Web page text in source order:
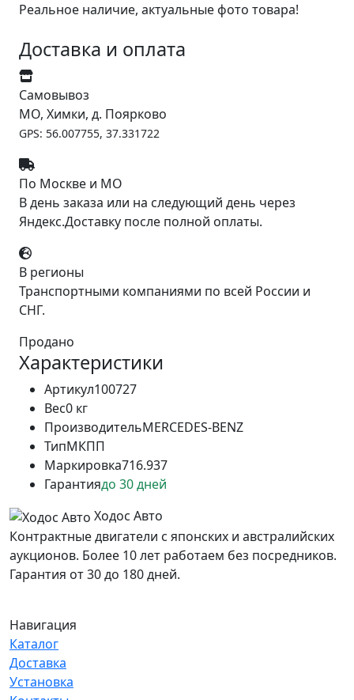
Реальное наличие, актуальные фото товара!
Доставка и оплата
Самовывоз
МО, Химки, д. Поярково
GPS: 56.007755, 37.331722
По Москве и МО
В день заказа или на следующий день через
Яндекс.Доставку после полной оплаты.
В регионы
Транспортными компаниями по всей России и
СНГ.
Продано
Характеристики
Артикул100727
Вес0 кг
ПроизводительMERCEDES-BENZ
ТипМКПП
Маркировка716.937
Гарантиядо 30 дней
Ходос Авто
Контрактные двигатели с японских и австралийских
аукционов. Более 10 лет работаем без посредников.
Гарантия от 30 до 180 дней.
Навигация
Каталог
Доставка
Установка